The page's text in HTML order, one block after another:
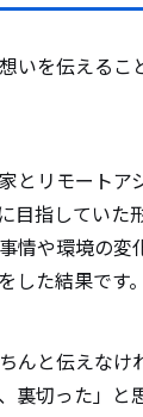
いを伝える
とリモートア
目指していた
情や環境の変
した結果です。
んと伝えなけ
裏切った」と